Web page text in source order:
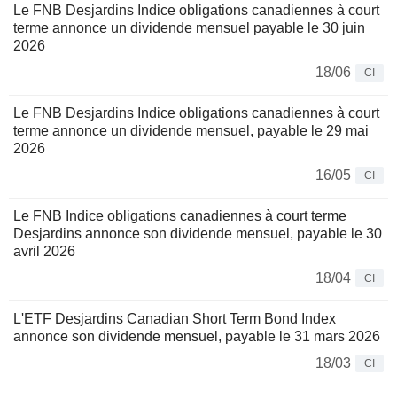
Le FNB Desjardins Indice obligations canadiennes à court
terme annonce un dividende mensuel payable le 30 juin
2026
18/06
CI
Le FNB Desjardins Indice obligations canadiennes à court
terme annonce un dividende mensuel, payable le 29 mai
2026
16/05
CI
Le FNB Indice obligations canadiennes à court terme
Desjardins annonce son dividende mensuel, payable le 30
avril 2026
18/04
CI
L'ETF Desjardins Canadian Short Term Bond Index
annonce son dividende mensuel, payable le 31 mars 2026
18/03
CI